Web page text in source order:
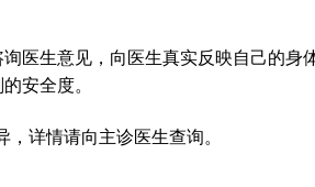
医生意见，向医生真实反映自己的
安全度。
详情请向主诊医生查询。